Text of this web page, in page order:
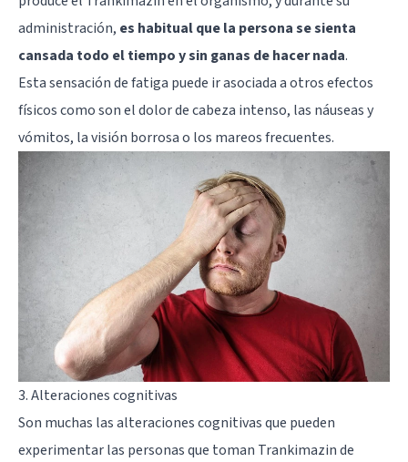
administración, es habitual que la persona se sienta
cansada todo el tiempo y sin ganas de hacer nada.
Esta sensación de fatiga puede ir asociada a otros efectos
físicos como son el dolor de cabeza intenso, las náuseas y
vómitos, la visión borrosa o los mareos frecuentes.
3. Alteraciones cognitivas
Son muchas las alteraciones cognitivas que pueden
experimentar las personas que toman Trankimazin de